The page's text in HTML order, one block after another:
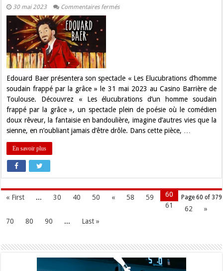
30 mai 2023 Commentaires ferméssur
Edouard Baer présentera son spectacle « Les Elucubrations d’homme
soudain frappé par la grâce » le 31 mai 2023 au Casino Barrière de
Toulouse. Découvrez « Les élucubrations d’un homme soudain
frappé par la grâce », un spectacle plein de poésie où le comédien
doux rêveur, la fantaisie en bandoulière, imagine d’autres vies que la
sienne, en n’oubliant jamais d’être drôle. Dans cette pièce, …
En savoir plus
Page 60 of 379
« First ... 30 40 50 « 58 59
60
61
62
»
70
80 90 ... Last »